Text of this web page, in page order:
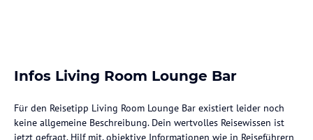
Infos Living Room Lounge Bar
Für den Reisetipp Living Room Lounge Bar existiert leider noch
keine allgemeine Beschreibung. Dein wertvolles Reisewissen ist
jetzt gefragt. Hilf mit, objektive Informationen wie in Reiseführern